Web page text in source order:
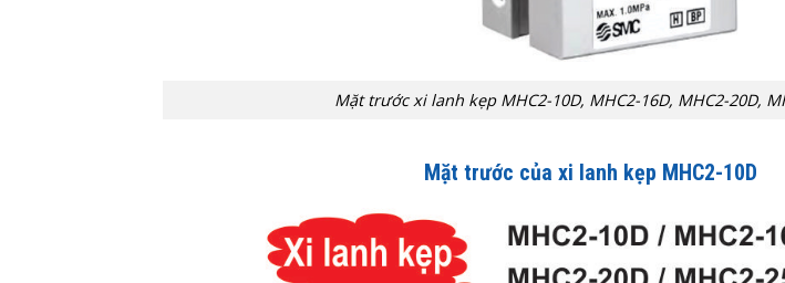
Mặt trước xi lanh kẹp MHC2-10D, MHC2-16D, MHC2-20D,
Mặt trước của xi lanh kẹp MHC2-10D